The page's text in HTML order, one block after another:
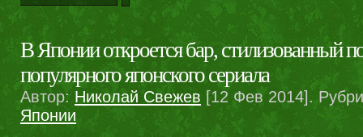
В Японии откроется бар, стилизованный
популярного японского сериала
Автор: Николай Свежев [12 Фев 2014].
Японии